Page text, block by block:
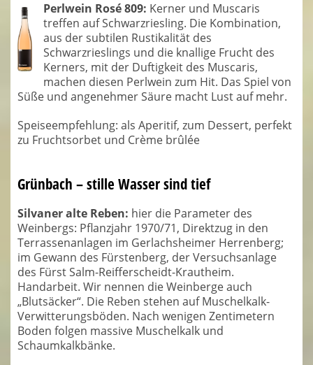
Perlwein Rosé 809: Kerner und Muscaris
treffen auf Schwarzriesling. Die Kombination,
aus der subtilen Rustikalität des
Schwarzrieslings und die knallige Frucht des
Kerners, mit der Duftigkeit des Muscaris,
machen diesen Perlwein zum Hit. Das Spiel von
Süße und angenehmer Säure macht Lust auf mehr.
Speiseempfehlung: als Aperitif, zum Dessert, perfekt
zu Fruchtsorbet und Crème brûlée
Grünbach – stille Wasser sind tief
Silvaner alte Reben: hier die Parameter des
Weinbergs: Pflanzjahr 1970/71, Direktzug in den
Terrassenanlagen im Gerlachsheimer Herrenberg;
im Gewann des Fürstenberg, der Versuchsanlage
des Fürst Salm-Reifferscheidt-Krautheim.
Handarbeit. Wir nennen die Weinberge auch
„Blutsäcker“. Die Reben stehen auf Muschelkalk-
Verwitterungsböden. Nach wenigen Zentimetern
Boden folgen massive Muschelkalk und
Schaumkalkbänke.